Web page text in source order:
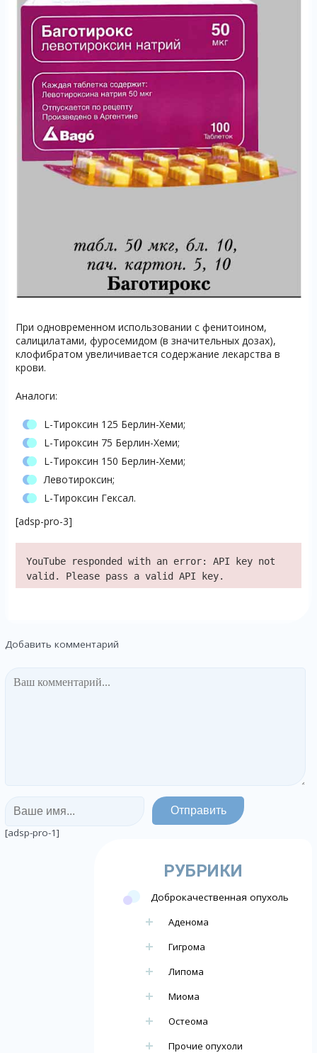
При одновременном использовании с фенитоином,
салицилатами, фуросемидом (в значительных дозах),
клофибратом увеличивается содержание лекарства в
крови.
Аналоги:
L-Тироксин 125 Берлин-Хеми;
L-Тироксин 75 Берлин-Хеми;
L-Тироксин 150 Берлин-Хеми;
Левотироксин;
L-Тироксин Гексал.
[adsp-pro-3]
YouTube responded with an error: API key not
valid. Please pass a valid API key.
Добавить комментарий
[adsp-pro-1]
РУБРИКИ
Доброкачественная опухоль
Аденома
Гигрома
Липома
Миома
Остеома
Прочие опухоли